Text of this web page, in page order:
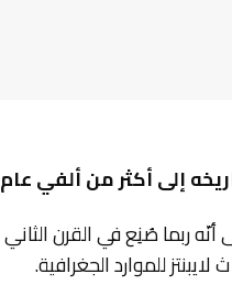
إلى أكثر من ألفي عام
ربما صُنِع في القرن
للموارد الجغرافية.